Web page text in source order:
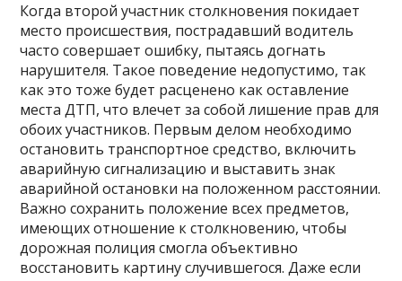
Когда второй участник столкновения покидает
место происшествия, пострадавший водитель
часто совершает ошибку, пытаясь догнать
нарушителя. Такое поведение недопустимо, так
как это тоже будет расценено как оставление
места ДТП, что влечет за собой лишение прав для
обоих участников. Первым делом необходимо
остановить транспортное средство, включить
аварийную сигнализацию и выставить знак
аварийной остановки на положенном расстоянии.
Важно сохранить положение всех предметов,
имеющих отношение к столкновению, чтобы
дорожная полиция смогла объективно
восстановить картину случившегося. Даже если